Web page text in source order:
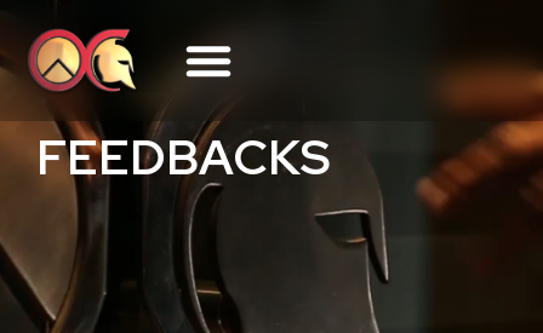
FEEDBACKS